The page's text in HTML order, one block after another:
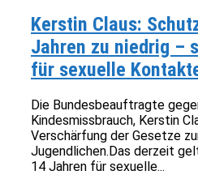
Kerstin Claus:
Jahren zu niedrig –
für sexuelle
Die Bundesbeauftragte
Kindesmissbrauch, Kerstin
Verschärfung der Gesetze
Jugendlichen.Das derzeit
14 Jahren für sexuelle...